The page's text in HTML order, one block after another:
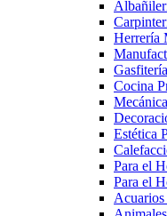
Herrería
Gasfitería
Cocina
Estética
Para el
Para el
Acuarios